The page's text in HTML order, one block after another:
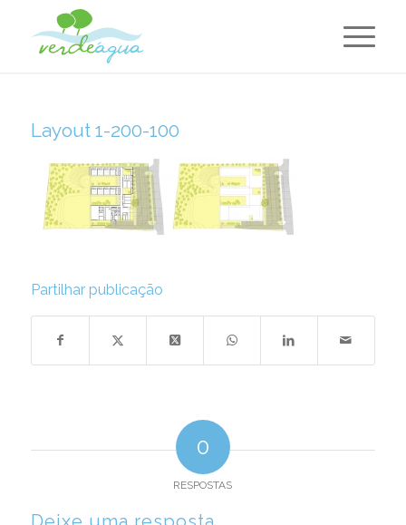
Layout 1-200-100
Partilhar publicação
0
RESPOSTAS